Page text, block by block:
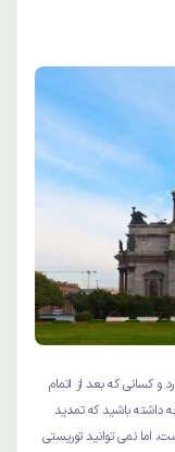
و کسانی که بعد از اتمام
داشته باشید که تمدید
اما نمی توانید توریستی